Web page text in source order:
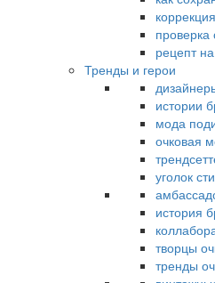
проверка
рецепт
Тренды и герои
истории
мода
очковая
уголок
история
творцы
тренды